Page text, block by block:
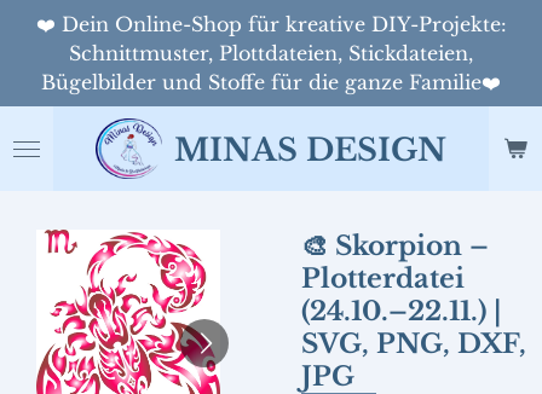
Zum
Hauptinhalt
springen
MINAS DESIGN
❤️ Dein Online-Shop für kreative DIY-Projekte:
Schnittmuster, Plottdateien, Stickdateien,
Bügelbilder und Stoffe für die ganze Familie❤️
🎨 Skorpion –
Plotterdatei
(24.10.–22.11.) |
SVG, PNG, DXF,
JPG